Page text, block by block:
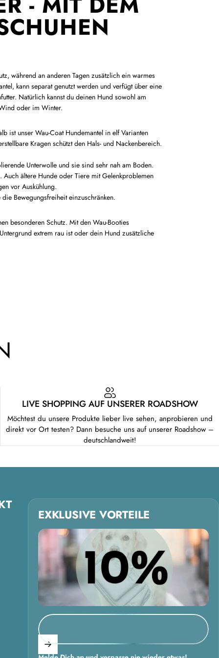
V
während an anderen Tagen zusätzlich ein warmes
kann separat genutzt werden und verfügt über eine
Natürlich kannst du deinen Hund sowohl am
oder im Winter.
ist unser Wau-Coat Hundemantel in elf Varianten
Kragen schützt den Hals- und Nackenbereich.
Unterwolle und sie sind sehr nah am Boden.
ältere Hunde oder Tiere mit Gelenkproblemen
vor Auskühlung.
Bewegungsfreiheit einzuschränken.
besonderen Schutz. Mit den Wau-Booties
extrem rau ist oder dein Hund zusätzliche
LIVE SHOPPING AUF UNSERER ROADSHOW
Möchtest du unsere Produkte lieber live sehen, anprobieren und
direkt vor Ort testen? Dann besuche uns auf unserer Roadshow –
deutschlandweit!
EXKLUSIVE VORTEILE